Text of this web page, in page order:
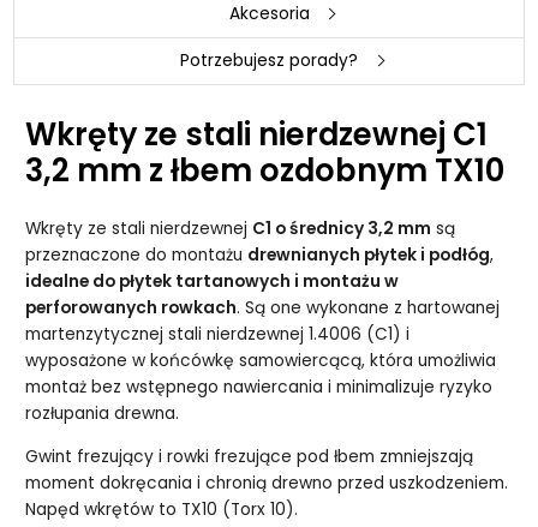
Akcesoria
Potrzebujesz porady?
Wkręty ze stali nierdzewnej C1
3,2 mm z łbem ozdobnym TX10
Wkręty ze stali nierdzewnej C1 o średnicy 3,2 mm są
przeznaczone do montażu drewnianych płytek i podłóg,
idealne do płytek tartanowych i montażu w
perforowanych rowkach. Są one wykonane z hartowanej
martenzytycznej stali nierdzewnej 1.4006 (C1) i
wyposażone w końcówkę samowiercącą, która umożliwia
montaż bez wstępnego nawiercania i minimalizuje ryzyko
rozłupania drewna.
Gwint frezujący i rowki frezujące pod łbem zmniejszają
moment dokręcania i chronią drewno przed uszkodzeniem.
Napęd wkrętów to TX10 (Torx 10).